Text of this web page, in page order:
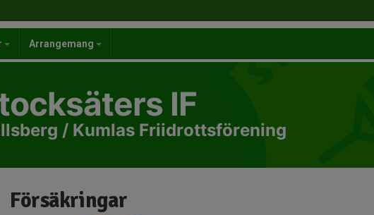
Arrangemang
IF
/ Kumlas Friidrottsförening
Försäkringar